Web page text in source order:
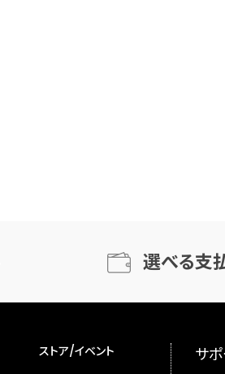
選べる支
ストア/イベント
サ